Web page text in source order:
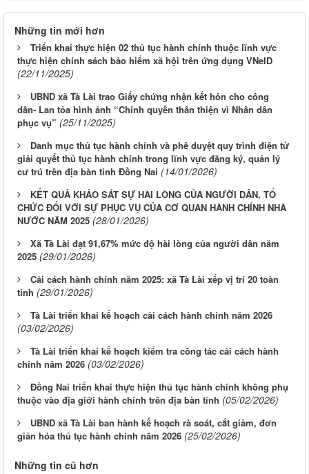
Những tin mới hơn
Triển khai thực hiện 02 thủ tục hành chính thuộc lĩnh vực
thực hiện chính sách bảo hiểm xã hội trên ứng dụng VNeID
(22/11/2025)
UBND xã Tà Lài trao Giấy chứng nhận kết hôn cho công
dân- Lan tỏa hình ảnh “Chính quyền thân thiện vì Nhân dân
phục vụ” (25/11/2025)
Danh mục thủ tục hành chính và phê duyệt quy trình điện tử
giải quyết thủ tục hành chính trong lĩnh vực đăng ký, quản lý
cư trú trên địa bàn tỉnh Đồng Nai (14/01/2026)
KẾT QUẢ KHẢO SÁT SỰ HÀI LÒNG CỦA NGƯỜI DÂN, TỔ
CHỨC ĐỐI VỚI SỰ PHỤC VỤ CỦA CƠ QUAN HÀNH CHÍNH NHÀ
NƯỚC NĂM 2025 (28/01/2026)
Xã Tà Lài đạt 91,67% mức độ hài lòng của người dân năm
2025 (29/01/2026)
Cải cách hành chính năm 2025: xã Tà Lài xếp vị trí 20 toàn
tỉnh (29/01/2026)
Tà Lài triển khai kế hoạch cải cách hành chính năm 2026
(03/02/2026)
Tà Lài triển khai kế hoạch kiểm tra công tác cải cách hành
chính năm 2026 (03/02/2026)
Đồng Nai triển khai thực hiện thủ tục hành chính không phụ
thuộc vào địa giới hành chính trên địa bàn tỉnh (05/02/2026)
UBND xã Tà Lài ban hành kế hoạch rà soát, cắt giảm, đơn
giản hóa thủ tục hành chính năm 2026 (25/02/2026)
Những tin cũ hơn